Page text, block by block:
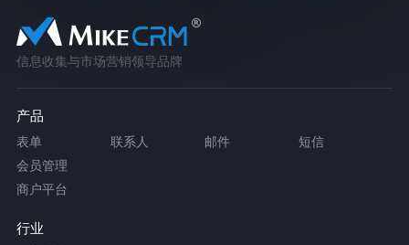
信息收集与市场营销领导品牌
产品
表单 联系人 邮件
短信
会员管理
商户平台
行业